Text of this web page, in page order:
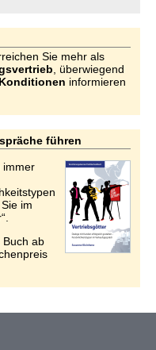
Sie mehr als
, überwiegend
Konditionen informieren
führen
immer
im
Buch ab